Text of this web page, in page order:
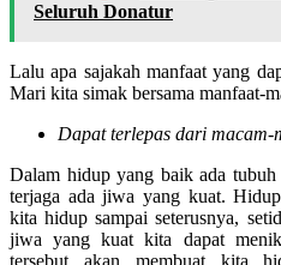
Seluruh Donatur
Lalu apa sajakah manfaat yang
Mari kita simak bersama manfaat-
Dapat terlepas dari macam-
Dalam hidup yang baik ada
terjaga ada jiwa yang kuat.
kita hidup sampai seterusnya,
jiwa yang kuat kita dapat
tersebut akan membuat kita